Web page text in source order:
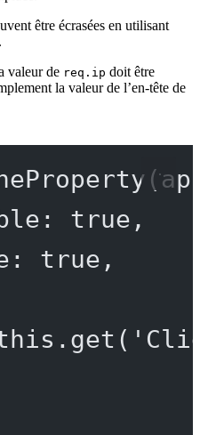
être écrasées en utilisant
valeur de req.ip doit être
la valeur de l’en-tête de
true ,
true ,
. get (